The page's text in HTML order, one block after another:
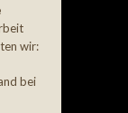
wir:
bei